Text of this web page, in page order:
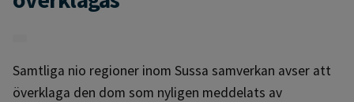
Samtliga nio regioner inom Sussa samverkan avser att
överklaga den dom som nyligen meddelats av